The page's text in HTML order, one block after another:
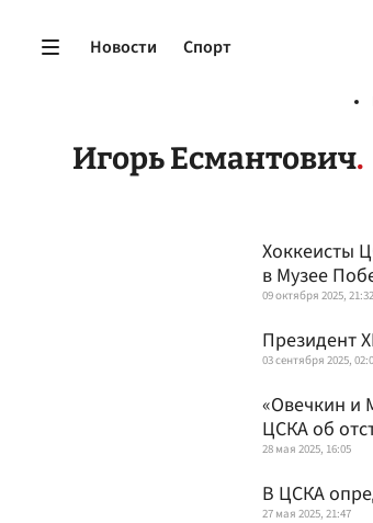
Новости Спорт
Игорь Есмантович
Хоккеисты
в Музее
09 октября 2025, 21:32
Президент
03 сентября 2025,
«Овечкин и
ЦСКА об
28 мая 2025, 16:05
В ЦСКА
27 мая 2025, 21:47